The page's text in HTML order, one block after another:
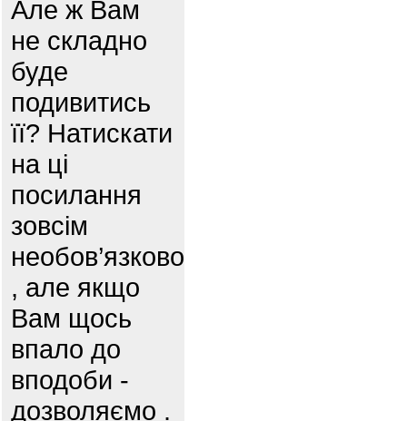
Але ж Вам
не складно
буде
подивитись
її? Натискати
на ці
посилання
зовсім
необов’язково
, але якщо
Вам щось
впало до
вподоби -
дозволяємо .